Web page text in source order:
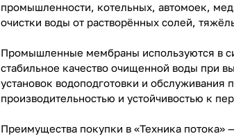
промышленности, котельных, автомоек,
очистки воды от растворённых солей,
Промышленные мембраны используются в
стабильное качество очищенной воды при
установок водоподготовки и
производительностью и устойчивостью к
Преимущества покупки в «Техника